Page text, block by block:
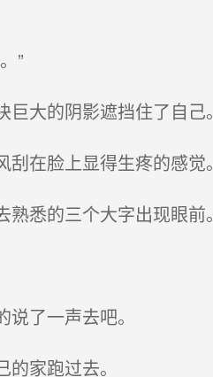
”
大的阴影遮挡住了自己。
在脸上显得生疼的感觉。
悉的三个大字出现眼前。
了一声去吧。
家跑过去。